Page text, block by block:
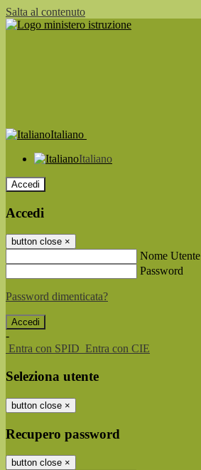
Salta al contenuto
Italiano
Italiano
Accedi
Accedi
button close ×
Nome Utente
Password
Password dimenticata?
-
Entra con SPID Entra con CIE
Seleziona utente
button close ×
Recupero password
button close ×